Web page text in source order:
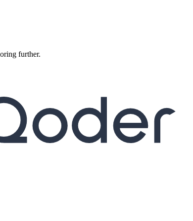
further.